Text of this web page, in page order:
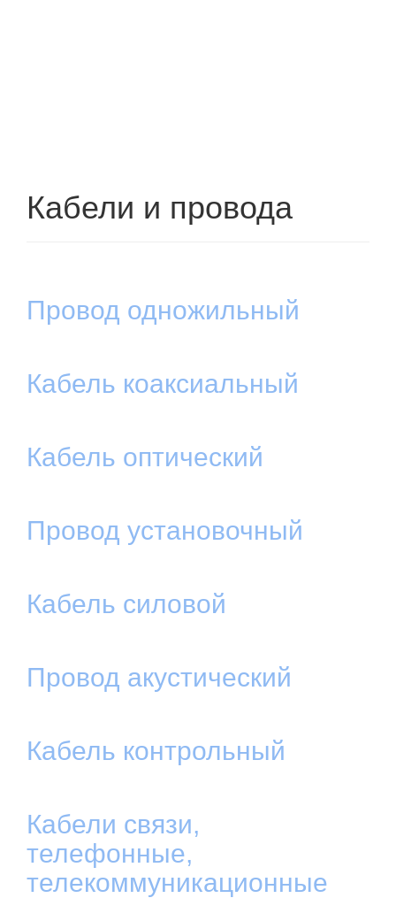
Кабели и провода
Провод одножильный
Кабель коаксиальный
Кабель оптический
Провод установочный
Кабель силовой
Провод акустический
Кабель контрольный
Кабели связи,
телефонные,
телекоммуникационные